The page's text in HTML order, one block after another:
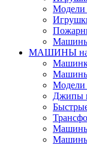
Модели
Машины
МАШИНЫ на
Модели
Джипы
Машины